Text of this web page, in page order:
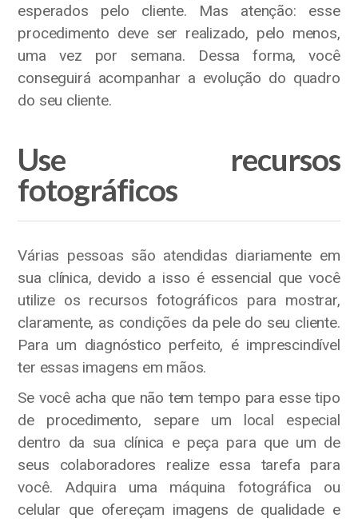
esperados pelo cliente. Mas atenção: esse
procedimento deve ser realizado, pelo menos,
uma vez por semana. Dessa forma, você
conseguirá acompanhar a evolução do quadro
do seu cliente.
Use recursos
fotográficos
Várias pessoas são atendidas diariamente em
sua clínica, devido a isso é essencial que você
utilize os recursos fotográficos para mostrar,
claramente, as condições da pele do seu cliente.
Para um diagnóstico perfeito, é imprescindível
ter essas imagens em mãos.
Se você acha que não tem tempo para esse tipo
de procedimento, separe um local especial
dentro da sua clínica e peça para que um de
seus colaboradores realize essa tarefa para
você. Adquira uma máquina fotográfica ou
celular que ofereçam imagens de qualidade e